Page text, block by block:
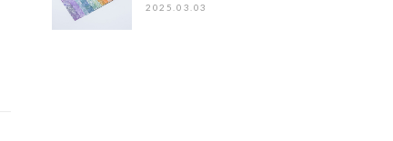
2025.03.03